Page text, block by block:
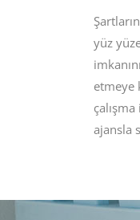
yüz
etmeye
ajansla